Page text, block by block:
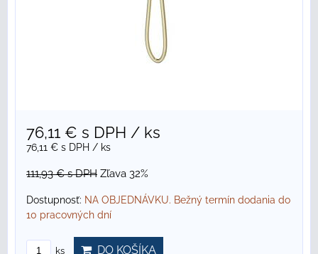
76,11 € s DPH / ks
76,11 € s DPH / ks
111,93 €s DPH Zľava 32%
Dostupnosť: NA OBJEDNÁVKU. Bežný termín dodania do
10 pracovných dní
ks DO KOŠÍKA